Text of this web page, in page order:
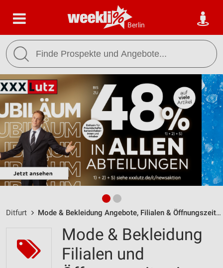
Berlin
Ditfurt Mode & Bekleidung Angebote, Filialen & Öffnungszeiten
Mode & Bekleidung
Filialen und